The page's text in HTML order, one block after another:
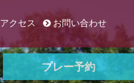
アクセス お問い合わせ
プレー予約